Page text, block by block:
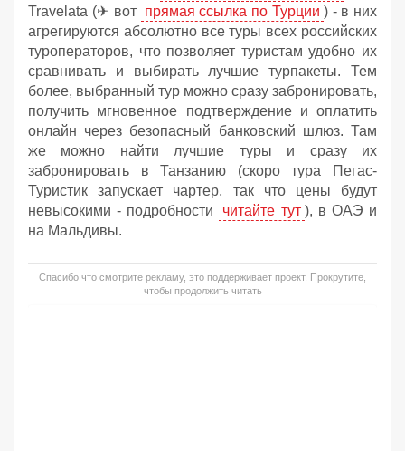
Travelata (✈ вот прямая ссылка по Турции ) - в них
агрегируются абсолютно все туры всех российских
туроператоров, что позволяет туристам удобно их
сравнивать и выбирать лучшие турпакеты. Тем
более, выбранный тур можно сразу забронировать,
получить мгновенное подтверждение и оплатить
онлайн через безопасный банковский шлюз. Там
же можно найти лучшие туры и сразу их
забронировать в Танзанию (скоро тура Пегас-
Туристик запускает чартер, так что цены будут
невысокими - подробности
читайте тут ), в ОАЭ и
на Мальдивы.
Спасибо что смотрите рекламу, это поддерживает проект. Прокрутите,
чтобы продолжить читать